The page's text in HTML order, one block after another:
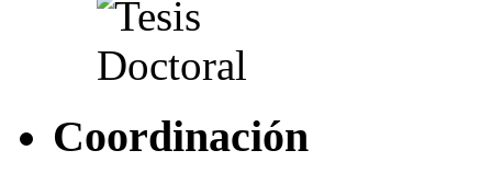
Coordinación